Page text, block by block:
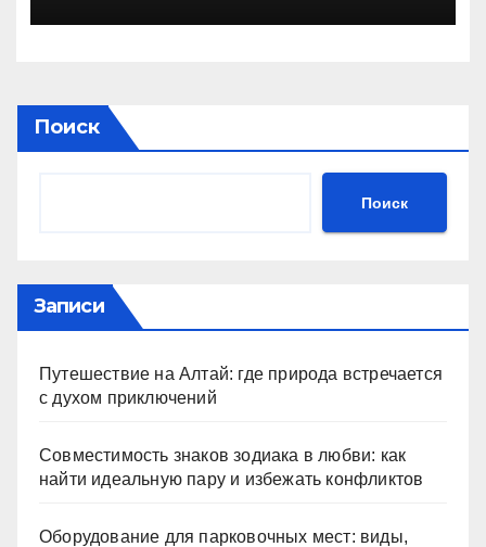
Поиск
Поиск
Записи
Путешествие на Алтай: где природа встречается
с духом приключений
Совместимость знаков зодиака в любви: как
найти идеальную пару и избежать конфликтов
Оборудование для парковочных мест: виды,